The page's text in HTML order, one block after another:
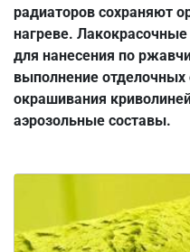
радиаторов сохраняют
нагреве.
для нанесения по
выполнение
окрашивания
аэрозольные составы.